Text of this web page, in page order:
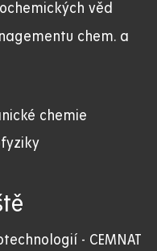
věd
chem. a
chemie
- CEMNAT